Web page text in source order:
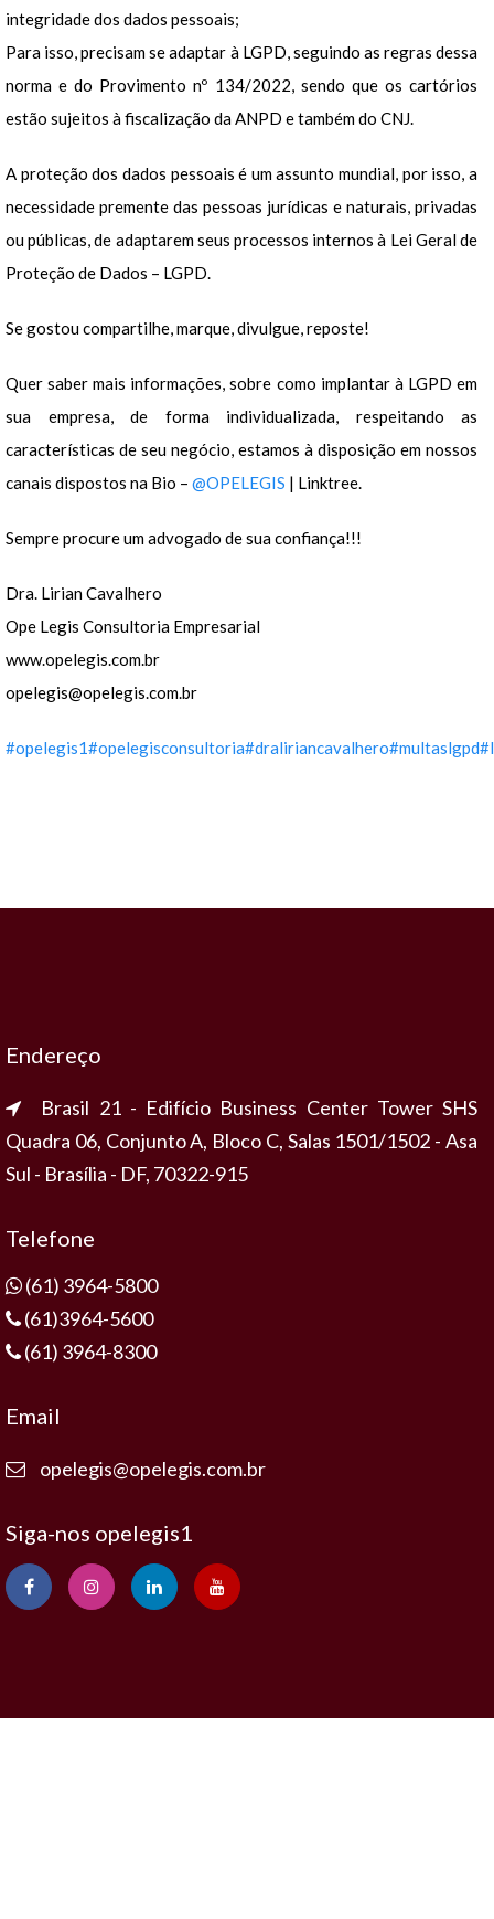
integridade dos dados pessoais;
Para isso, precisam se adaptar à LGPD, seguindo as regras dessa
norma e do Provimento nº 134/2022, sendo que os cartórios
estão sujeitos à fiscalização da ANPD e também do CNJ.
A proteção dos dados pessoais é um assunto mundial, por isso, a
necessidade premente das pessoas jurídicas e naturais, privadas
ou públicas, de adaptarem seus processos internos à Lei Geral de
Proteção de Dados – LGPD.
Se gostou compartilhe, marque, divulgue, reposte!
Quer saber mais informações, sobre como implantar à LGPD em
sua empresa, de forma individualizada, respeitando as
características de seu negócio, estamos à disposição em nossos
canais dispostos na Bio – @OPELEGIS | Linktree.
Sempre procure um advogado de sua confiança!!!
Dra. Lirian Cavalhero
Ope Legis Consultoria Empresarial
www.opelegis.com.br
opelegis@opelegis.com.br
#opelegis1#opelegisconsultoria#draliriancavalhero#multaslgpd
Endereço
Brasil 21 - Edifício Business Center Tower SHS
Quadra 06, Conjunto A, Bloco C, Salas 1501/1502 - Asa
Sul - Brasília - DF, 70322-915
Telefone
(61) 3964-5800
(61)3964-5600
(61) 3964-8300
Email
opelegis@opelegis.com.br
Siga-nos opelegis1